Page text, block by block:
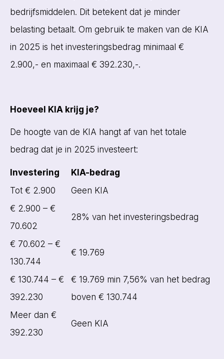
bedrijfsmiddelen. Dit betekent dat je minder
belasting betaalt. Om gebruik te maken van de KIA
in 2025 is het investeringsbedrag minimaal €
2.900,- en maximaal € 392.230,-.
Hoeveel KIA krijg je?
De hoogte van de KIA hangt af van het totale
bedrag dat je in 2025 investeert:
Investering
KIA-bedrag
Tot € 2.900
Geen KIA
€ 2.900 – €
70.602
28% van het investeringsbedrag
€ 70.602 – €
130.744
€ 19.769
€ 130.744 – €
392.230
€ 19.769 min 7,56% van het bedrag
boven € 130.744
Meer dan €
392.230
Geen KIA